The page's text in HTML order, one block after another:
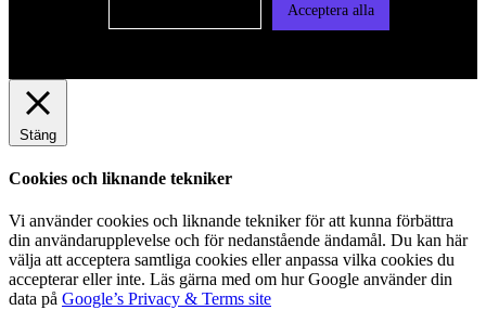
Acceptera alla
Stäng
Cookies och liknande tekniker
Vi använder cookies och liknande tekniker för att kunna förbättra
din användarupplevelse och för nedanstående ändamål. Du kan här
välja att acceptera samtliga cookies eller anpassa vilka cookies du
accepterar eller inte. Läs gärna med om hur Google använder din
data på Google’s Privacy & Terms site